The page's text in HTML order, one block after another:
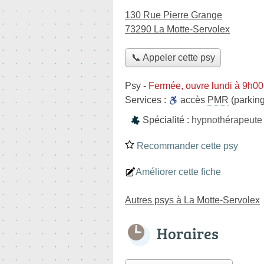
130 Rue Pierre Grange
73290 La Motte-Servolex
📞 Appeler cette psy
Psy - Fermée, ouvre lundi à 9h00
Services :
accès PMR
Spécialité : hypnothérapeute
Recommander cette psy
Améliorer cette fiche
Autres psys à La Motte-Servolex
Horaires